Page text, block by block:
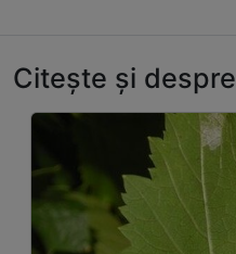
Citește și despre